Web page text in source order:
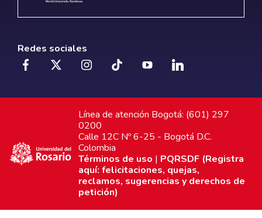
Redes sociales
Línea de atención Bogotá: (601) 297
0200
Calle 12C Nº 6-25 - Bogotá D.C.
Colombia
Términos de uso | PQRSDF (Registra
aquí: felicitaciones, quejas,
reclamos, sugerencias y derechos de
petición)